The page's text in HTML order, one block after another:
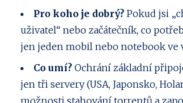
Pro koho je dobrý? Pokud jsi
uživatel“ nebo začátečník, co
jen jeden mobil nebo notebook ve
Co umí? Ochrání základní
jen tři servery (USA, Japonsko,